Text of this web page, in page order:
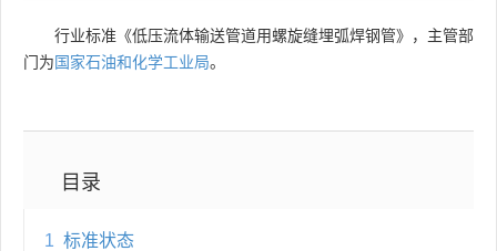
国外标准 技术委员会
行业标准《低压流体输送管道用螺旋缝埋弧焊钢管》，主管部
门为国家石油和化学工业局。
目录
1 标准状态